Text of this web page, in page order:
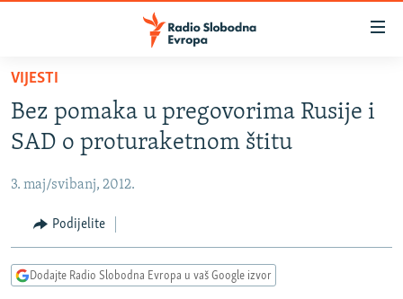
Pređite
glavni
sadržaj
na
navigaciju
Pređite
na
BOSNA I HERCEGOVINA
KOSOVO
CRNA GORA
VIDEO
PODCASTI
VIJESTI
Bez pomaka u pregovorima Rusije i
SAD o proturaketnom štitu
3. maj/svibanj, 2012.
Podijelite
Dodajte Radio Slobodna Evropa u vaš Google izvor